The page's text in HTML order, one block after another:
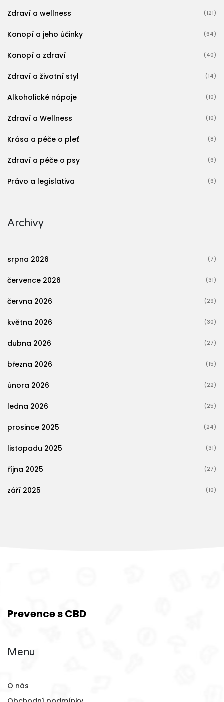
Zdraví a wellness (121)
Konopí a jeho účinky (64)
Konopí a zdraví (40)
Zdraví a životní styl (14)
Alkoholické nápoje (10)
Zdraví a Wellness (10)
Krása a péče o pleť (8)
Zdraví a péče o psy (6)
Právo a legislativa (6)
Archivy
srpna 2026 (7)
července 2026 (31)
června 2026 (29)
května 2026 (30)
dubna 2026 (27)
března 2026 (15)
února 2026 (22)
ledna 2026 (25)
prosince 2025 (24)
listopadu 2025 (31)
října 2025 (27)
září 2025 (10)
Prevence s CBD
Menu
O nás